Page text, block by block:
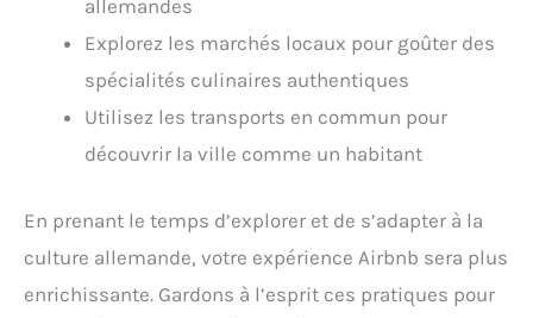
【Détente Profonde N'importe Où】Où que vous
soyez (en voyage, à la maison, à l'hôtel, dans le train,
apporter l'obscurité totale et vous offrir un bon
environnement pour dormir.
allemandes
Explorez les marchés locaux pour goûter des
spécialités culinaires authentiques
Utilisez les transports en commun pour
découvrir la ville comme un habitant
En prenant le temps d’explorer et de s’adapter à la
culture allemande, votre expérience Airbnb sera plus
enrichissante. Gardons à l’esprit ces pratiques pour